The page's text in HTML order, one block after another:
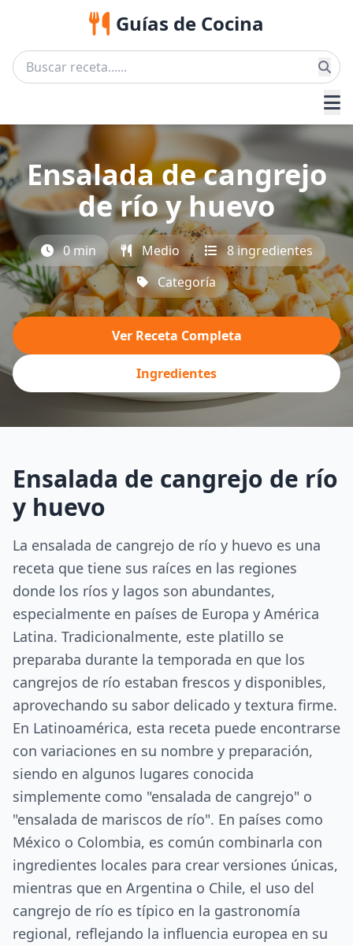
Guías de Cocina
Ensalada de cangrejo
de río y huevo
0 min Medio
8 ingredientes
Categoría
Ver Receta Completa
Ingredientes
Ensalada de cangrejo de río
y huevo
La ensalada de cangrejo de río y huevo es una
receta que tiene sus raíces en las regiones
donde los ríos y lagos son abundantes,
especialmente en países de Europa y América
Latina. Tradicionalmente, este platillo se
preparaba durante la temporada en que los
cangrejos de río estaban frescos y disponibles,
aprovechando su sabor delicado y textura firme.
En Latinoamérica, esta receta puede encontrarse
con variaciones en su nombre y preparación,
siendo en algunos lugares conocida
simplemente como "ensalada de cangrejo" o
"ensalada de mariscos de río". En países como
México o Colombia, es común combinarla con
ingredientes locales para crear versiones únicas,
mientras que en Argentina o Chile, el uso del
cangrejo de río es típico en la gastronomía
regional, reflejando la influencia europea en su